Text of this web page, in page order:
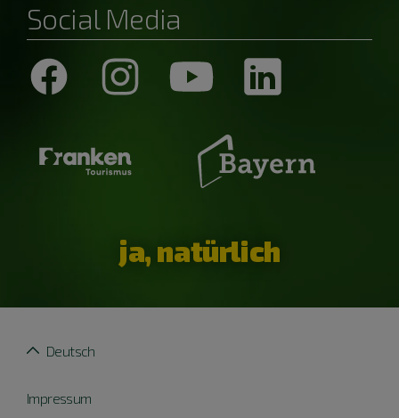
Social Media
ja, natürlich
Impressum
Deutsch